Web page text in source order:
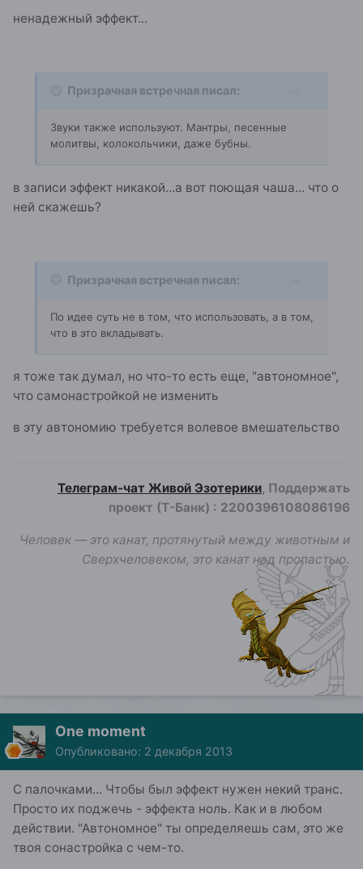
ненадежный эффект...
Призрачная встречная писал:
Звуки также используют. Мантры, песенные
молитвы, колокольчики, даже бубны.
в записи эффект никакой...а вот поющая чаша... что о
ней скажешь?
Призрачная встречная писал:
По идее суть не в том, что использовать, а в том,
что в это вкладывать.
я тоже так думал, но что-то есть еще, "автономное",
что самонастройкой не изменить
в эту автономию требуется волевое вмешательство
Телеграм-чат Живой Эзотерики, Поддержать
проект (Т-Банк) : 2200396108086196
Человек — это канат, протянутый между животным и
Сверхчеловеком, это канат над пропастью.
One moment
Опубликовано: 2 декабря 2013
С палочками... Чтобы был эффект нужен некий транс.
Просто их поджечь - эффекта ноль. Как и в любом
действии. "Автономное" ты определяешь сам, это же
твоя сонастройка с чем-то.